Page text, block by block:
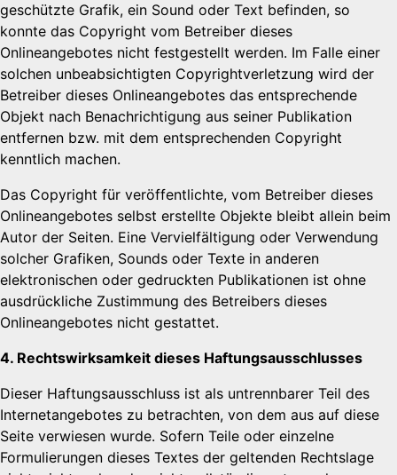
geschützte Grafik, ein Sound oder Text befinden, so
konnte das Copyright vom Betreiber dieses
Onlineangebotes nicht festgestellt werden. Im Falle einer
solchen unbeabsichtigten Copyrightverletzung wird der
Betreiber dieses Onlineangebotes das entsprechende
Objekt nach Benachrichtigung aus seiner Publikation
entfernen bzw. mit dem entsprechenden Copyright
kenntlich machen.
Das Copyright für veröffentlichte, vom Betreiber dieses
Onlineangebotes selbst erstellte Objekte bleibt allein beim
Autor der Seiten. Eine Vervielfältigung oder Verwendung
solcher Grafiken, Sounds oder Texte in anderen
elektronischen oder gedruckten Publikationen ist ohne
ausdrückliche Zustimmung des Betreibers dieses
Onlineangebotes nicht gestattet.
4. Rechtswirksamkeit dieses Haftungsausschlusses
Dieser Haftungsausschluss ist als untrennbarer Teil des
Internetangebotes zu betrachten, von dem aus auf diese
Seite verwiesen wurde. Sofern Teile oder einzelne
Formulierungen dieses Textes der geltenden Rechtslage